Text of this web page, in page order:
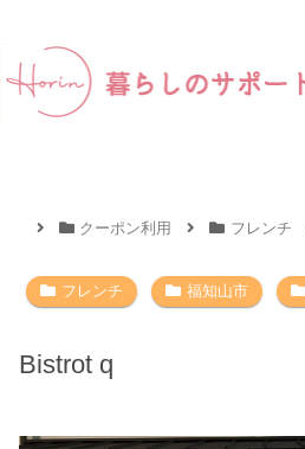
クーポン利用 フレンチ
フレンチ 福知山市
Bistrot q